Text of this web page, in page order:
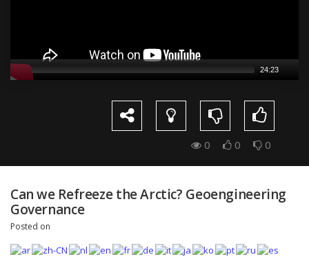
24:23
0 0 0
Can we Refreeze the Arctic? Geoengineering
Governance
Posted on